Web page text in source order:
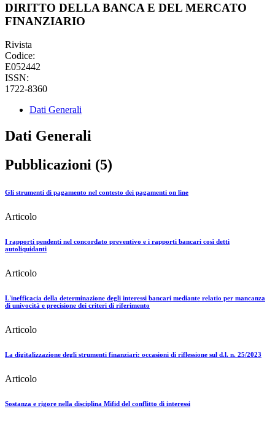
DIRITTO DELLA BANCA E DEL MERCATO
FINANZIARIO
Rivista
Codice:
E052442
ISSN:
1722-8360
Dati Generali
Dati Generali
Pubblicazioni (5)
Gli strumenti di pagamento nel contesto dei pagamenti on line
Articolo
I rapporti pendenti nel concordato preventivo e i rapporti bancari così detti
autoliquidanti
Articolo
L'inefficacia della determinazione degli interessi bancari mediante relatio per mancanza
di univocità e precisione dei criteri di riferimento
Articolo
La digitalizzazione degli strumenti finanziari: occasioni di riflessione sul d.l. n. 25/2023
Articolo
Sostanza e rigore nella disciplina Mifid del conflitto di interessi